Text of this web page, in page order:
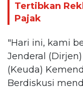
Tertibkan
Pajak
"Hari ini, kami
Jenderal
(Keuda)
Berdiskusi